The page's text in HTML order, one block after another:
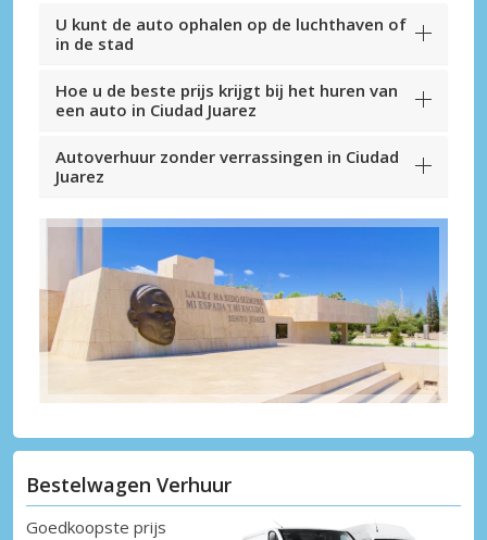
U kunt de auto ophalen op de luchthaven of
in de stad
Hoe u de beste prijs krijgt bij het huren van
een auto in Ciudad Juarez
Autoverhuur zonder verrassingen in Ciudad
Juarez
Bestelwagen Verhuur
Goedkoopste prijs